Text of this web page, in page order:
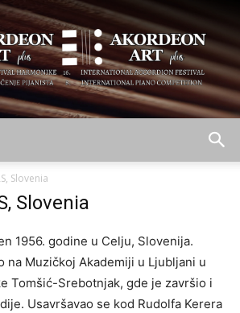
plus
Slovenia
Slovenia
1956. godine u Celju, Slovenija.
na Muzičkoj Akademiji u Ljubljani u
Tomšić-Srebotnjak, gde je završio i
Usavršavao se kod Rudolfa Kerera